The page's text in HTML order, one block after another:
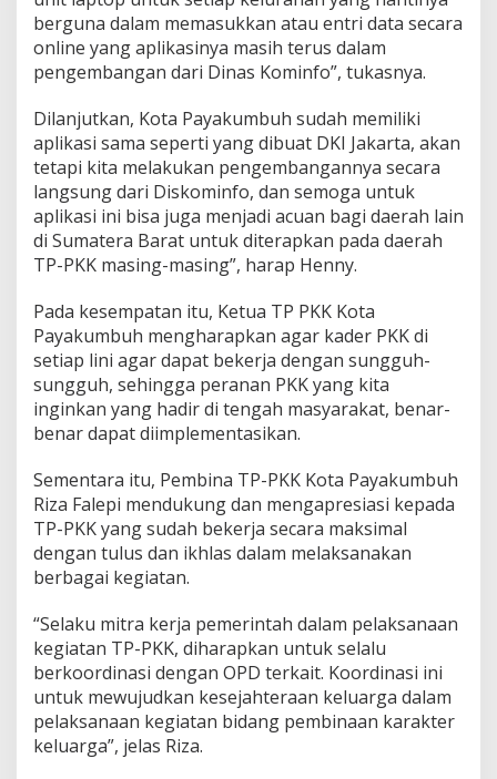
berguna dalam memasukkan atau entri data secara
online yang aplikasinya masih terus dalam
pengembangan dari Dinas Kominfo”, tukasnya.
Dilanjutkan, Kota Payakumbuh sudah memiliki
aplikasi sama seperti yang dibuat DKI Jakarta, akan
tetapi kita melakukan pengembangannya secara
langsung dari Diskominfo, dan semoga untuk
aplikasi ini bisa juga menjadi acuan bagi daerah lain
di Sumatera Barat untuk diterapkan pada daerah
TP-PKK masing-masing”, harap Henny.
Pada kesempatan itu, Ketua TP PKK Kota
Payakumbuh mengharapkan agar kader PKK di
setiap lini agar dapat bekerja dengan sungguh-
sungguh, sehingga peranan PKK yang kita
inginkan yang hadir di tengah masyarakat, benar-
benar dapat diimplementasikan.
Sementara itu, Pembina TP-PKK Kota Payakumbuh
Riza Falepi mendukung dan mengapresiasi kepada
TP-PKK yang sudah bekerja secara maksimal
dengan tulus dan ikhlas dalam melaksanakan
berbagai kegiatan.
“Selaku mitra kerja pemerintah dalam pelaksanaan
kegiatan TP-PKK, diharapkan untuk selalu
berkoordinasi dengan OPD terkait. Koordinasi ini
untuk mewujudkan kesejahteraan keluarga dalam
pelaksanaan kegiatan bidang pembinaan karakter
keluarga”, jelas Riza.